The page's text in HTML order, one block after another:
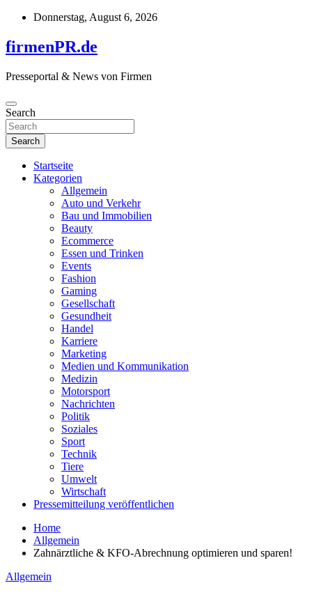
Skip
content
Donnerstag, August 6, 2026
firmenPR.de
Presseportal & News von Firmen
Search
Search
Startseite
Kategorien
Allgemein
Auto und Verkehr
Bau und Immobilien
Beauty
Ecommerce
Essen und Trinken
Events
Fashion
Gaming
Gesellschaft
Gesundheit
Handel
Karriere
Marketing
Medien und Kommunikation
Medizin
Motorsport
Nachrichten
Politik
Soziales
Sport
Technik
Tiere
Umwelt
Wirtschaft
Pressemitteilung veröffentlichen
Home
Allgemein
Zahnärztliche & KFO-Abrechnung optimieren und sparen!
Allgemein